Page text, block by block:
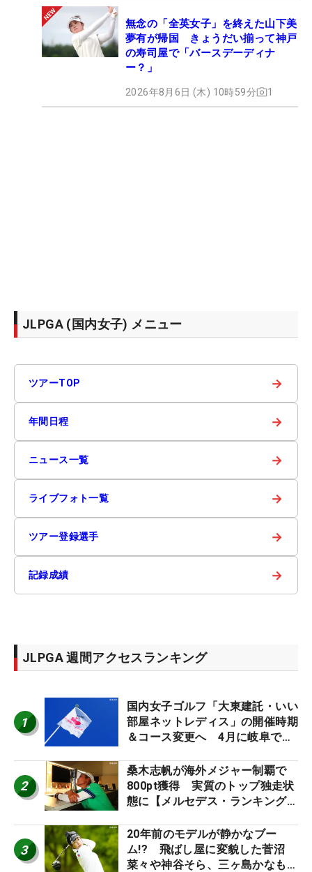
無念の「全英女子」を終えた山下美
夢有が帰国 きょうだい揃って神戸
の寿司屋で「バースデーディナ
ー？」
2026年8月6日 (木) 10時59分 1
JLPGA (国内女子) メニュー
ツアーTOP →
年間日程 →
ニュース一覧 →
ライブフォト一覧 →
ツアー登録選手 →
記録成績 →
JLPGA 週間アクセスランキング
1
国内女子ゴルフ「大東建託・いい
部屋ネットレディス」の開催時期
＆コース変更へ 4月に岐阜で開
2
桑木志帆が海外メジャー制覇で
800pt獲得 実質のトップ独走状
態に【メルセデス・ランキング番
3
20年前のモデルが静かなブー
ム!? 飛ばし屋に変貌した菅沼
菜々や神谷そら、三ヶ島かなも使